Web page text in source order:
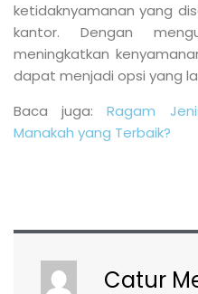
ketidaknyamanan yang
kantor. Dengan
meningkatkan
dapat menjadi opsi yang
Baca juga:Ragam
Manakah yang Terbaik?
Catur